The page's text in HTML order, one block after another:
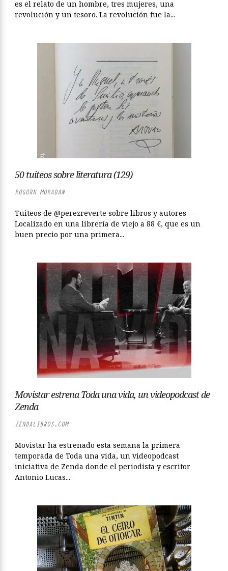
es el relato de un hombre, tres mujeres, una
revolución y un tesoro. La revolución fue la...
50 tuiteos sobre literatura (129)
ROGORN MORADAN
Tuiteos de @perezreverte sobre libros y autores —
Localizado en una librería de viejo a 88 €, que es un
buen precio por una primera...
Movistar estrena Toda una vida, un videopodcast de
Zenda
ZENDALIBROS.COM
Movistar ha estrenado esta semana la primera
temporada de Toda una vida, un videopodcast
iniciativa de Zenda donde el periodista y escritor
Antonio Lucas...